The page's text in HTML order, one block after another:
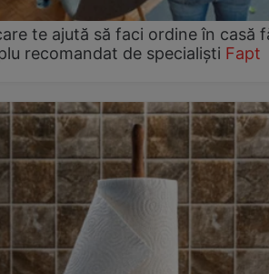
te ajută să faci ordine în casă
recomandat de specialiști Fapt